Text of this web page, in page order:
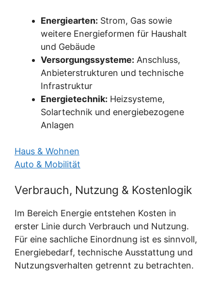
Energiearten: Strom, Gas sowie
weitere Energieformen für Haushalt
und Gebäude
Versorgungssysteme: Anschluss,
Anbieterstrukturen und technische
Infrastruktur
Energietechnik: Heizsysteme,
Solartechnik und energiebezogene
Anlagen
Haus & Wohnen
Auto & Mobilität
Verbrauch, Nutzung & Kostenlogik
Im Bereich Energie entstehen Kosten in
erster Linie durch Verbrauch und Nutzung.
Für eine sachliche Einordnung ist es sinnvoll,
Energiebedarf, technische Ausstattung und
Nutzungsverhalten getrennt zu betrachten.